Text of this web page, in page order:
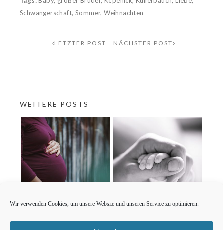
Wir verwenden Cookies, um unsere Website und unseren Service zu optimieren.
Schwangerschaft, Sommer,Weihnachten
LETZTER POST NÄCHSTER POST
WEITERE POSTS